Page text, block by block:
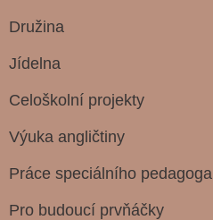
Družina
Jídelna
Celoškolní projekty
Výuka angličtiny
Práce speciálního pedagoga
Pro budoucí prvňáčky